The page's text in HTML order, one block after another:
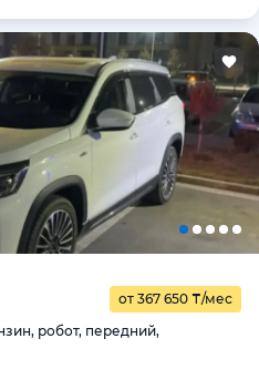
от 367 650 ₸/мес
робот, передний,